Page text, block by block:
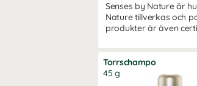
Senses by Nature är
Nature tillverkas och
produkter är även
Torrschampo
45 g